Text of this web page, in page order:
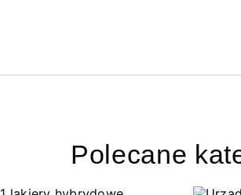
Polecane